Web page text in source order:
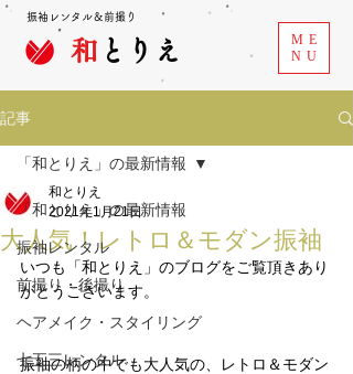
振袖レンタル＆前撮り
和 とりえ
ME
NU
記事
「和とりえ」の最新情報
振袖レンタル
前撮り・後撮り
ヘアメイク・スタイリング
七五三レンタル
「和とりえ」の最新情報
大人気！レトロ＆モダン振袖
和とりえ
2021年1月21日
いつも「和とりえ」のブログをご覧頂きあり
がとうございます。
振袖の柄の中でも大人気の、レトロ＆モダン